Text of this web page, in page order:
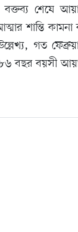
শেষে
শান্তি
গত
বছর বয়সী